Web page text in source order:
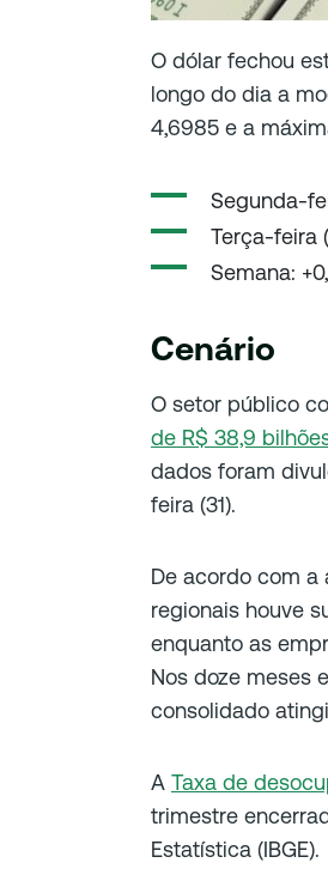
O dólar fechou
longo do dia a
4,6985 e a
Segunda-
Terça-feira
Semana:
Cenário
O setor público
de R$ 38,9
dados foram
feira (31).
De acordo com a
regionais houve
enquanto as
Nos doze meses
consolidado
A Taxa de
trimestre
Estatística (IBGE).